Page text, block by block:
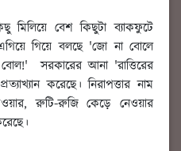
মিলিয়ে বেশ কিছুটা ব্যাকফুটে
গিয়ে বলছে 'জো না বোলে
সরকারের আনা 'রাত্তিরের
করেছে। নিরাপত্তার নাম
রুটি-রুজি কেড়ে নেওয়ার